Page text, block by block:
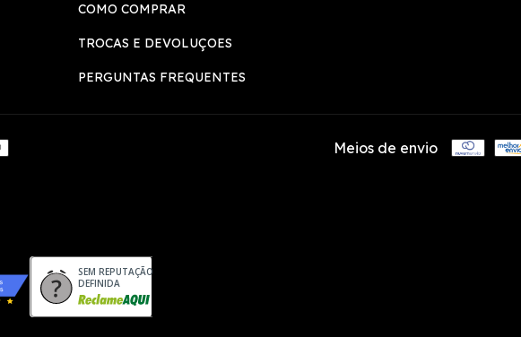
COMO COMPRAR
TROCAS E DEVOLUÇOES
PERGUNTAS FREQUENTES
Meios de envio
SEM REPUTAÇÃO
DEFINIDA